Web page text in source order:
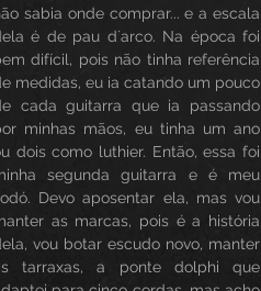
sabia onde comprar... e a escala
é de pau d´arco. Na época foi
difícil, pois não tinha referência
medidas, eu ia catando um pouco
cada guitarra que ia passando
minhas mãos, eu tinha um ano
dois como luthier. Então, essa foi
segunda guitarra e é meu
Devo aposentar ela, mas vou
as marcas, pois é a história
vou botar escudo novo, manter
tarraxas, a ponte dolphi que